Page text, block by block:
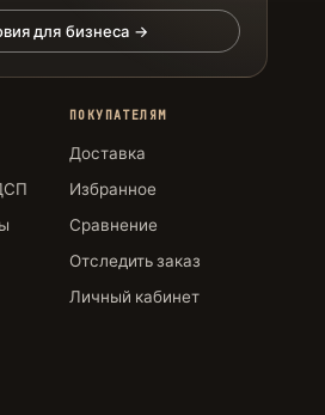
для бизнеса →
ПОКУПАТЕЛЯМ
Доставка
Избранное
Сравнение
Отследить заказ
Личный кабинет